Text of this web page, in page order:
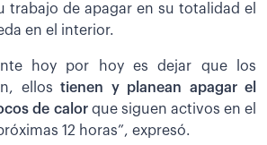
trabajo de apagar en su totalidad el
en el interior.
hoy por hoy es dejar que los
ellostienen y planean apagar el
de calorque siguen activos en el
12 horas”, expresó.